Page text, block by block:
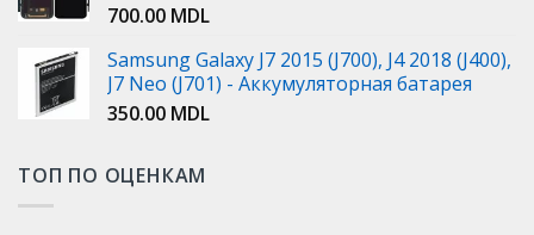
700.00 MDL
Samsung Galaxy J7 2015 (J700), J4 2018 (J400),
J7 Neo (J701) - Аккумуляторная батарея
350.00 MDL
ТОП ПО ОЦЕНКАМ